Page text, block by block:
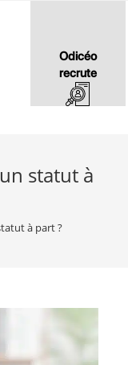
Odicéo
recrute
statut à
à part ?